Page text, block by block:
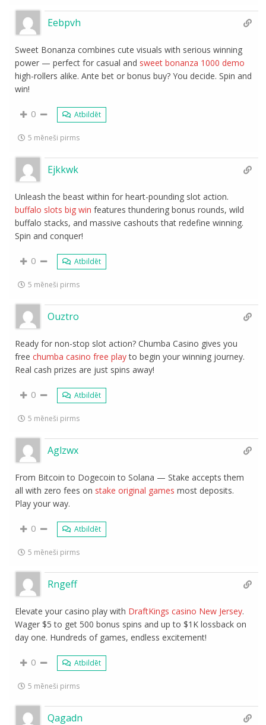
Eebpvh
Sweet Bonanza combines cute visuals with serious winning
power — perfect for casual and sweet bonanza 1000 demo
high-rollers alike. Ante bet or bonus buy? You decide. Spin and
win!
0 Atbildēt
5 mēneši pirms
Ejkkwk
Unleash the beast within for heart-pounding slot action.
buffalo slots big win features thundering bonus rounds, wild
buffalo stacks, and massive cashouts that redefine winning.
Spin and conquer!
0 Atbildēt
5 mēneši pirms
Ouztro
Ready for non-stop slot action? Chumba Casino gives you
freechumba casino free playto begin your winning journey.
Real cash prizes are just spins away!
0 Atbildēt
5 mēneši pirms
Aglzwx
From Bitcoin to Dogecoin to Solana — Stake accepts them
all with zero fees on stake original games most deposits.
Play your way.
0 Atbildēt
5 mēneši pirms
Rngeff
Elevate your casino play with DraftKings casino New Jersey.
Wager $5 to get 500 bonus spins and up to $1K lossback on
day one. Hundreds of games, endless excitement!
0 Atbildēt
5 mēneši pirms
Qagadn